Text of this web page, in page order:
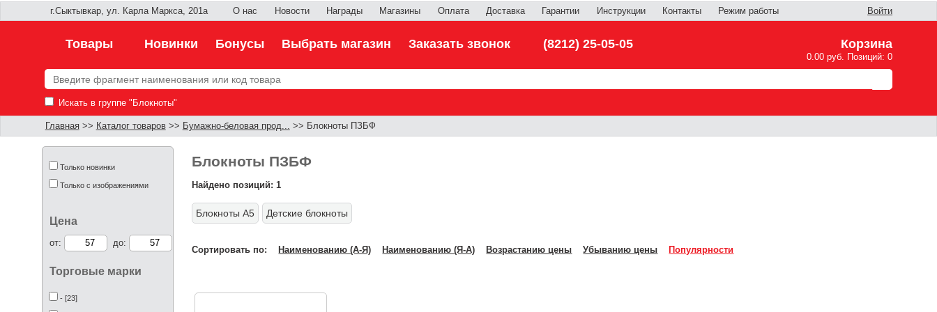
г.Сыктывкар, ул. Карла Маркса, 201а О нас Новости Награды Магазины Оплата Доставка Гарантии Инструкции Контакты Режим работы Войти
Товары Новинки Бонусы Выбрать магазин Заказать звонок (8212) 25-05-05 Корзина
0.00 руб. Позиций: 0
Искать в группе "Блокноты"
Главная>> Каталог товаров>> Бумажно-беловая прод... >> Блокноты ПЗБФ
Только новинки
Только с изображениями
Цена
от: до:
Торговые марки
- [23]
Блокноты ПЗБФ
Найдено позиций: 1
Блокноты А5 Детские блокноты
Сортировать по:Наименованию (А-Я) Наименованию (Я-А) Возрастанию цены Убыванию цены Популярности